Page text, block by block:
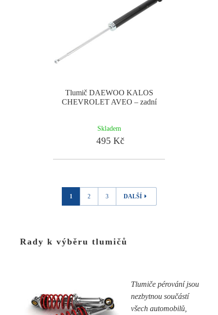
Tlumič DAEWOO KALOS
CHEVROLET AVEO – zadní
Skladem
495 Kč
1 2 3 DALŠÍ
Rady k výběru tlumičů
Tlumiče pérování jsou
nezbytnou součástí
všech automobilů,